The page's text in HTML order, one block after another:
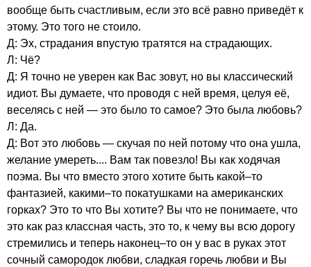
вообще быть счастливым, если это всё равно приведёт к
этому. Это того не стоило.
Д: Эх, страдания впустую тратятся на страдающих.
Л: Чё?
Д: Я точно не уверен как Вас зовут, но вы классический
идиот. Вы думаете, что проводя с ней время, целуя её,
веселясь с ней — это было то самое? Это была любовь?
Л: Да.
Д: Вот это любовь — скучая по ней потому что она ушла,
желание умереть.... Вам так повезло! Вы как ходячая
поэма. Вы что вместо этого хотите быть какой–то
фантазией, какими–то покатушками на американских
горках? Это то что Вы хотите? Вы что не понимаете, что
это как раз классная часть, это то, к чему вы всю дорогу
стремились и теперь наконец–то он у вас в руках этот
сочный самородок любви, сладкая горечь любви и Вы